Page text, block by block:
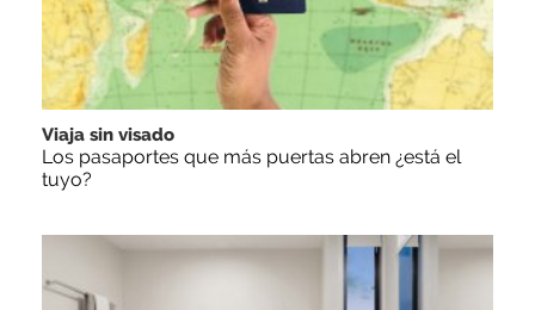
Viaja sin visado
Los pasaportes que más puertas abren ¿está el
tuyo?